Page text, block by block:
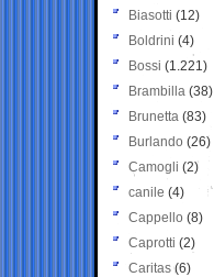
Biasotti (12)
Boldrini (4)
Bossi (1.221)
Brambilla (38)
Brunetta (83)
Burlando (26)
Camogli (2)
canile (4)
Cappello (8)
Caprotti (2)
Caritas (6)